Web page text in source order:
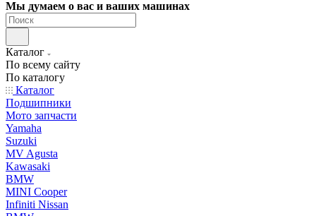
Мы думаем о вас и ваших машинах
Каталог
По всему сайту
По каталогу
Каталог
Подшипники
Мото запчасти
Yamaha
Suzuki
MV Agusta
Kawasaki
BMW
MINI Cooper
Infiniti Nissan